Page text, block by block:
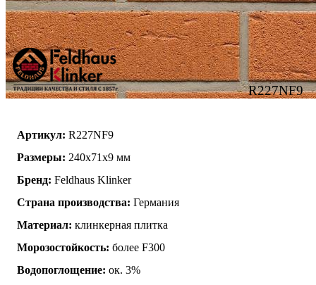
R227NF9
Артикул: R227NF9
Размеры: 240x71x9 мм
Бренд: Feldhaus Klinker
Страна производства: Германия
Материал: клинкерная плитка
Морозостойкость: более F300
Водопоглощение: ок. 3%